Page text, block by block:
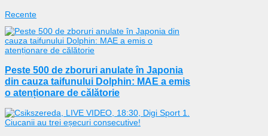
Recente
Peste 500 de zboruri anulate în Japonia
din cauza taifunului Dolphin: MAE a emis
o atenționare de călătorie